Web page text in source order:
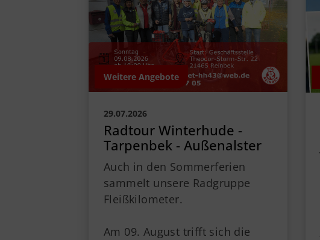
Weitere Angebote
29.07.2026
Radtour Winterhude -
Tarpenbek - Außenalster
Auch in den Sommerferien
sammelt unsere Radgruppe
Fleißkilometer.
Am 09. August trifft sich die